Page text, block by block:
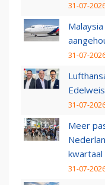
31-07-
31-07-
31-07-
Meer
kwartaal
31-07-